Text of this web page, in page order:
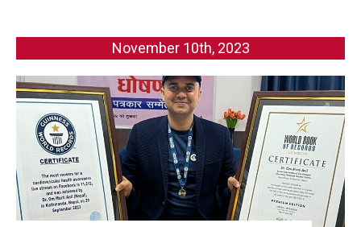
November 10th, 2023